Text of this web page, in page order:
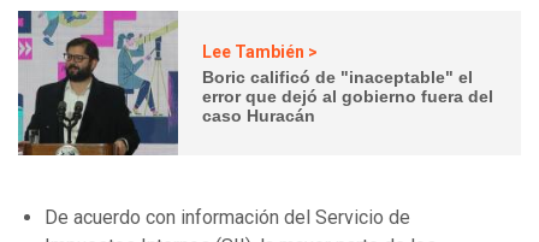
Lee También >
Boric calificó de "inaceptable" el
error que dejó al gobierno fuera del
caso Huracán
De acuerdo con información del Servicio de